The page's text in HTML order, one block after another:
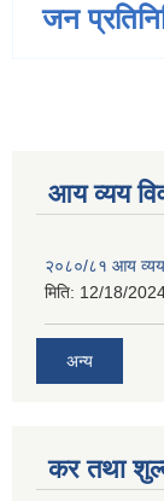
जन
आय व्यय
२०८०/८१ आय व्यय
मिति: 12/18/
अन्य
कर तथा